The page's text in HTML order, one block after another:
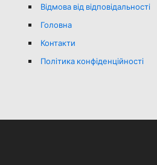
Відмова від відповідальності
Головна
Контакти
Політика конфіденційності